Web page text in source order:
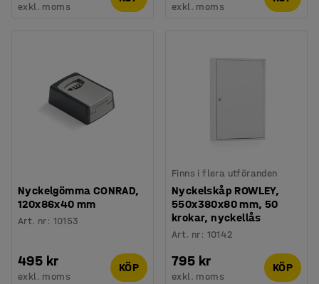
exkl. moms exkl. moms
Nyckelgömma CONRAD,
120x86x40 mm
Art. nr: 10153
495 kr
exkl. moms
KÖP
Finns i flera utföranden
Nyckelskåp ROWLEY,
550x380x80 mm, 50
krokar, nyckellås
Art. nr: 10142
795 kr
exkl. moms
KÖP